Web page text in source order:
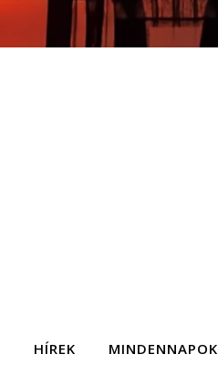
HÍREK MINDENNAPOK